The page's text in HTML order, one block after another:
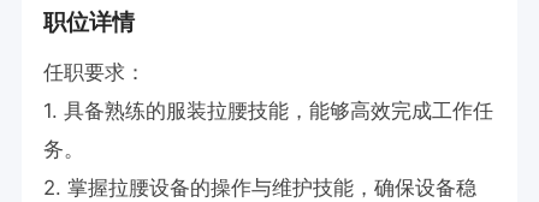
职位详情
任职要求：
1. 具备熟练的服装拉腰技能，能够高效完成工作任
务。
2. 掌握拉腰设备的操作与维护技能，确保设备稳